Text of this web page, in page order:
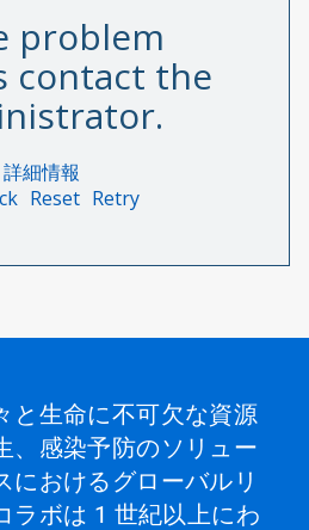
problem
contact the
詳細情報
Reset Retry
と生命に不可欠な資源
、感染予防のソリュー
におけるグローバルリ
ラボは 1 世紀以上にわ